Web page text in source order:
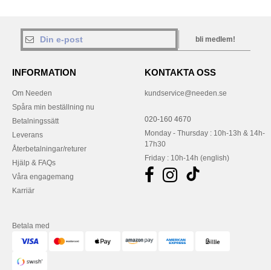
bli medlem!
INFORMATION
Om Needen
Spåra min beställning nu
Betalningssätt
Leverans
Återbetalningar/returer
Hjälp & FAQs
Våra engagemang
Karriär
KONTAKTA OSS
kundservice@needen.se
020-160 4670
Monday - Thursday : 10h-13h & 14h-
17h30
Friday : 10h-14h (english)
Betala med